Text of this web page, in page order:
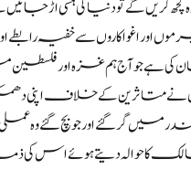
کریں گے تو دنیا کی ہنسی اڑ
اور اغوا کاروں سے خفیہ رابطے
نے متاثرین کے خلاف اپنی
میں گر گئے اور جو بچ گئے وہ
دیتے ہوئے اس کی ذمہ داری